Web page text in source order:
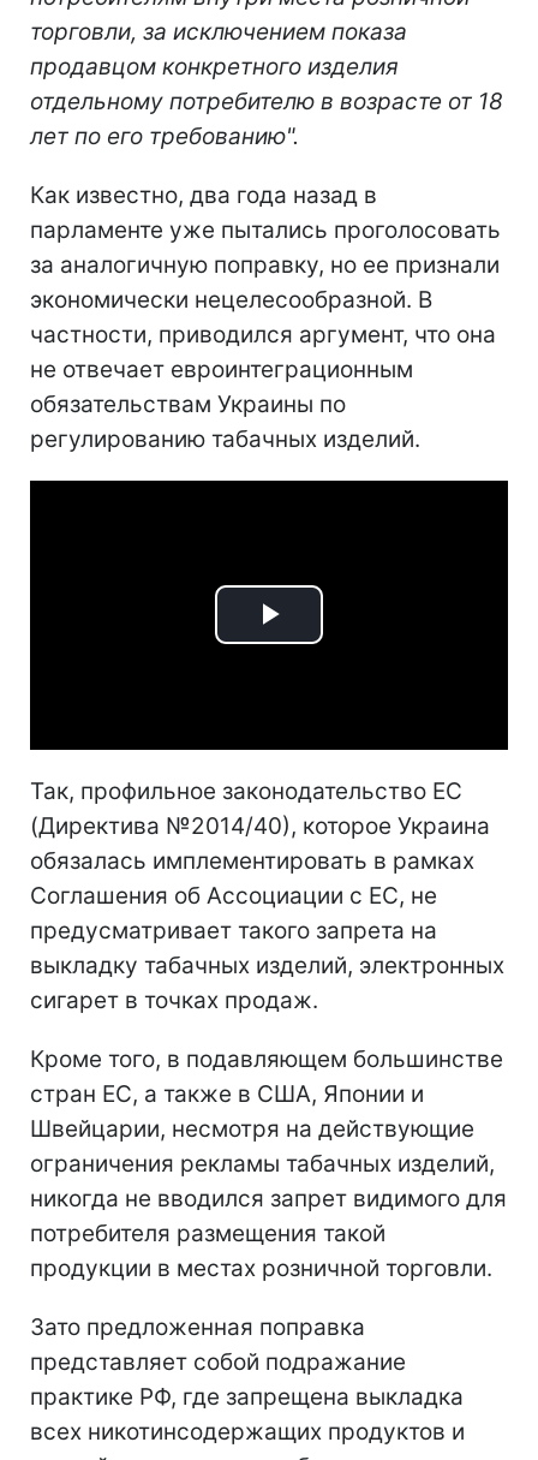
торговли, за исключением показа
продавцом конкретного изделия
отдельному потребителю в возрасте от 18
лет по его требованию".
Как известно, два года назад в
парламенте уже пытались проголосовать
за аналогичную поправку, но ее признали
экономически нецелесообразной. В
частности, приводился аргумент, что она
не отвечает евроинтеграционным
обязательствам Украины по
регулированию табачных изделий.
Play
Так, профильное законодательство ЕС
(Директива №2014/40), которое Украина
обязалась имплементировать в рамках
Соглашения об Ассоциации с ЕС, не
предусматривает такого запрета на
выкладку табачных изделий, электронных
сигарет в точках продаж.
Кроме того, в подавляющем большинстве
стран ЕС, а также в США, Японии и
Швейцарии, несмотря на действующие
ограничения рекламы табачных изделий,
никогда не вводился запрет видимого для
потребителя размещения такой
продукции в местах розничной торговли.
Зато предложенная поправка
представляет собой подражание
практике РФ, где запрещена выкладка
всех никотинсодержащих продуктов и